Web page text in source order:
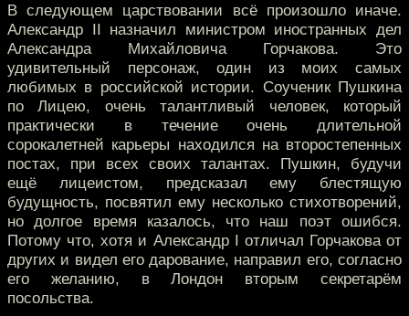
В следующем царствовании всё произошло иначе.
Александр II назначил министром иностранных дел
Александра Михайловича Горчакова. Это
удивительный персонаж, один из моих самых
любимых в российской истории. Соученик Пушкина
по Лицею, очень талантливый человек, который
практически в течение очень длительной
сорокалетней карьеры находился на второстепенных
постах, при всех своих талантах. Пушкин, будучи
ещё лицеистом, предсказал ему блестящую
будущность, посвятил ему несколько стихотворений,
но долгое время казалось, что наш поэт ошибся.
Потому что, хотя и Александр I отличал Горчакова от
других и видел его дарование, направил его, согласно
его желанию, в Лондон вторым секретарём
посольства.